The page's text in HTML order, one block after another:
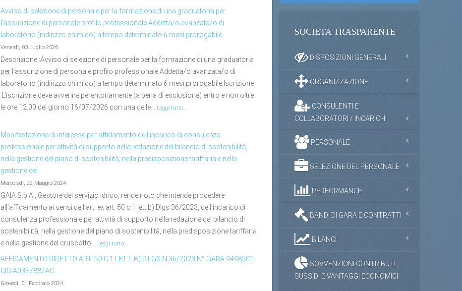
Avviso di selezione di personale per la formazione di una graduatoria per
l'assunzione di personale profilo professionale Addetta/o avanzata/o di
laboratorio (indirizzo chimico) a tempo determinato 6 mesi prorogabile
Venerdì, 03 Luglio 2026
Descrizione :Avviso di selezione di personale per la formazione di una graduatoria
per l'assunzione di personale profilo professionale Addetta/o avanzata/o di
laboratorio (indirizzo chimico) a tempo determinato 6 mesi prorogabile.Iscrizione
:L'iscrizione deve avvenire perentoriamente (a pena di esclusione) entro e non oltre
le ore 12.00 del giorno 16/07/2026 con una delle...
Leggi tutto...
Manifestazione di interesse per affidamento dell’incarico di consulenza
professionale per attività di supporto nella redazione del bilancio di sostenibilità,
nella gestione del piano di sostenibilità, nella predisposizione tariffaria e nella
gestione del
Mercoledì, 22 Maggio 2024
GAIA S.p.A., Gestore del servizio idrico, rende noto che intende procedere
all’affidamento ai sensi dell’art. ex art. 50 c.1 lett.b) Dlgs 36/2023, dell’incarico di
consulenza professionale per attività di supporto nella redazione del bilancio di
sostenibilità, nella gestione del piano di sostenibilità, nella predisposizione tariffaria
e nella gestione del cruscotto...
Leggi tutto...
AFFIDAMENTO DIRETTO ART. 50 C.1 LETT. B) D.LGS N.36/2023 N° GARA 9498501-
CIG A03E7887AC
Giovedì, 01 Febbraio 2024
SOCIETA TRASPARENTE
DISPOSIZIONI GENERALI
ORGANIZZAZIONE
CONSULENTI E
COLLABORATORI / INCARICHI
PERSONALE
SELEZIONE DEL PERSONALE
PERFORMANCE
BANDI DI GARA E CONTRATTI
BILANCI
SOVVENZIONI CONTRIBUTI
SUSSIDI E VANTAGGI ECONOMICI